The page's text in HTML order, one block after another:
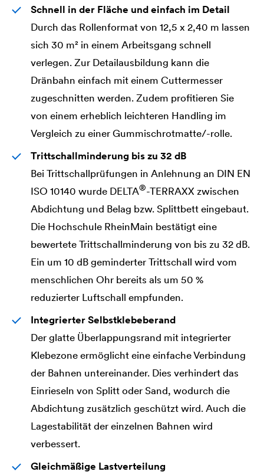
Schnell in der Fläche und einfach im Detail
Durch das Rollenformat von 12,5 x 2,40 m lassen
sich 30 m² in einem Arbeitsgang schnell
verlegen. Zur Detailausbildung kann die
Dränbahn einfach mit einem Cuttermesser
zugeschnitten werden. Zudem profitieren Sie
von einem erheblich leichteren Handling im
Vergleich zu einer Gummischrotmatte/-rolle.
Trittschallminderung bis zu 32 dB
Bei Trittschallprüfungen in Anlehnung an DIN EN
ISO 10140 wurde DELTA®-TERRAXX zwischen
Abdichtung und Belag bzw. Splittbett eingebaut.
Die Hochschule RheinMain bestätigt eine
bewertete Trittschallminderung von bis zu 32 dB.
Ein um 10 dB geminderter Trittschall wird vom
menschlichen Ohr bereits als um 50 %
reduzierter Luftschall empfunden.
Integrierter Selbstklebeberand
Der glatte Überlappungsrand mit integrierter
Klebezone ermöglicht eine einfache Verbindung
der Bahnen untereinander. Dies verhindert das
Einrieseln von Splitt oder Sand, wodurch die
Abdichtung zusätzlich geschützt wird. Auch die
Lagestabilität der einzelnen Bahnen wird
verbessert.
Gleichmäßige Lastverteilung